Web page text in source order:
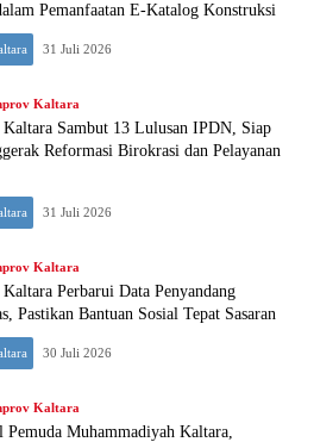
Pemanfaatan E-Katalog Konstruksi
31 Juli 2026
Kaltara
Kaltara Sambut 13 Lulusan IPDN, Siap
Reformasi Birokrasi dan Pelayanan
31 Juli 2026
Kaltara
Perbarui Data Penyandang
Pastikan Bantuan Sosial Tepat Sasaran‎
30 Juli 2026
Kaltara
Pemuda Muhammadiyah Kaltara,